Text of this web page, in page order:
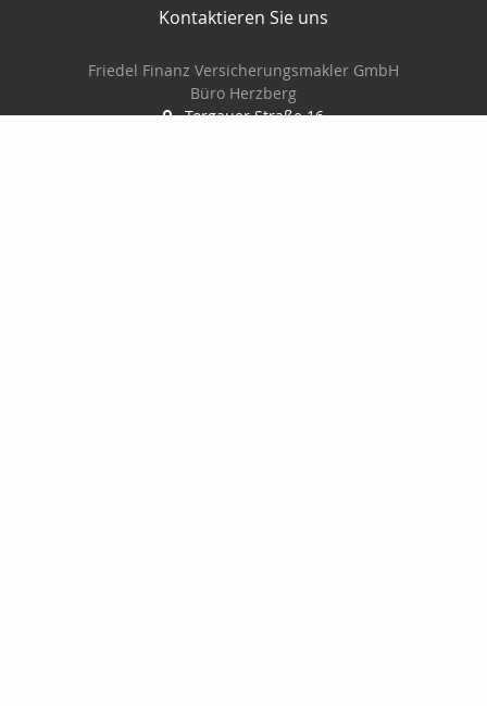
Kontaktieren Sie uns
Friedel Finanz Versicherungsmakler GmbH
Büro Herzberg
Torgauer Straße 16